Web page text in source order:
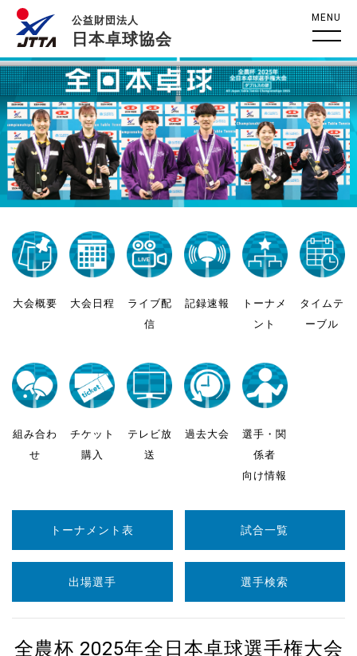
公益財団法人
日本卓球協会
MENU
大会概要 大会日程
ライブ配
信
記録速報
トーナメ
ント
タイムテ
ーブル
組み合わ
せ
チケット
購入
テレビ放
送
過去大会
選手・関
係者
向け情報
トーナメント表 試合一覧
出場選手 選手検索
全農杯 2025年全日本卓球選手権大会